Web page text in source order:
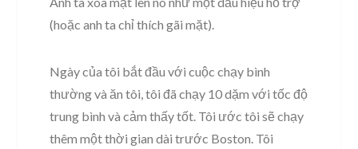
(hoặc anh ta chỉ thích gãi mặt).
Ngày của tôi bắt đầu với cuộc chạy bình
thường và ăn tôi, tôi đã chạy 10 dặm với tốc độ
trung bình và cảm thấy tốt. Tôi ước tôi sẽ chạy
thêm một thời gian dài trước Boston. Tôi